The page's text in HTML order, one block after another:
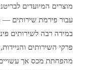
מוצרים המיועדים
עבור פירמת שירותים —
במידה רבה לשירותים
פרקי השירותים
מהפחתת מכס אך עשויים